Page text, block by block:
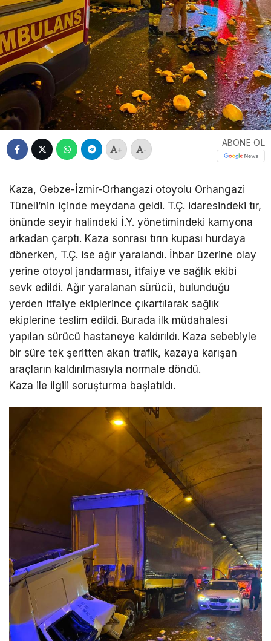
+ -
ABONE OL
Kaza, Gebze-İzmir-Orhangazi otoyolu Orhangazi
Tüneli’nin içinde meydana geldi. T.Ç. idaresindeki tır,
önünde seyir halindeki İ.Y. yönetimindeki kamyona
arkadan çarptı. Kaza sonrası tırın kupası hurdaya
dönerken, T.Ç. ise ağır yaralandı. İhbar üzerine olay
yerine otoyol jandarması, itfaiye ve sağlık ekibi
sevk edildi. Ağır yaralanan sürücü, bulunduğu
yerden itfaiye ekiplerince çıkartılarak sağlık
ekiplerine teslim edildi. Burada ilk müdahalesi
yapılan sürücü hastaneye kaldırıldı. Kaza sebebiyle
bir süre tek şeritten akan trafik, kazaya karışan
araçların kaldırılmasıyla normale döndü.
Kaza ile ilgili soruşturma başlatıldı.